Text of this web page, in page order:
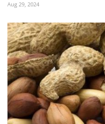
Aug 29, 2024